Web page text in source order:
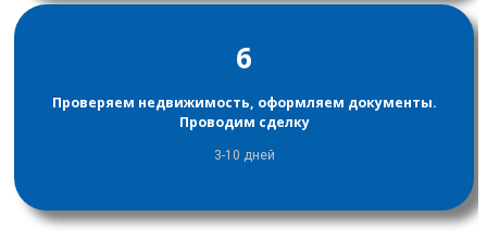
6
Проверяем недвижимость, оформляем документы.
Проводим сделку
3-10 дней